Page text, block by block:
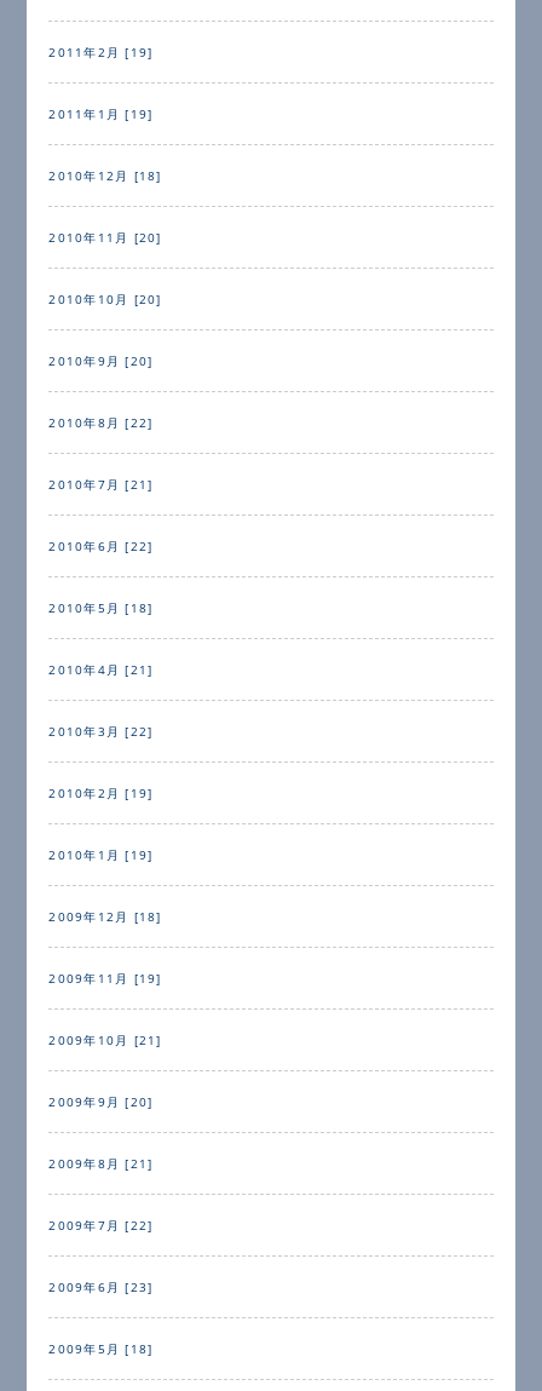
2011年2月 [19]
2011年1月 [19]
2010年12月 [18]
2010年11月 [20]
2010年10月 [20]
2010年9月 [20]
2010年8月 [22]
2010年7月 [21]
2010年6月 [22]
2010年5月 [18]
2010年4月 [21]
2010年3月 [22]
2010年2月 [19]
2010年1月 [19]
2009年12月 [18]
2009年11月 [19]
2009年10月 [21]
2009年9月 [20]
2009年8月 [21]
2009年7月 [22]
2009年6月 [23]
2009年5月 [18]